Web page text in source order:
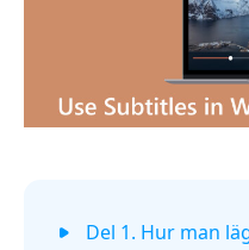
Del 1. Hur man